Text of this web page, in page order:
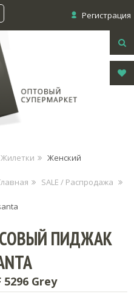
Регистрация
Женский
SALE / Распродажа
ПИДЖАК
5296 Grey